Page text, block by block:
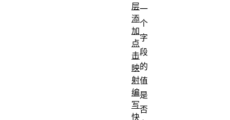
一
个
字
段
的
值
是
否
层
添
加
点
击
映
射
编
写
快